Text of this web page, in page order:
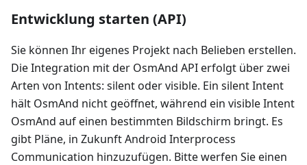
Entwicklung starten (API)
Sie können Ihr eigenes Projekt nach Belieben erstellen.
Die Integration mit der OsmAnd API erfolgt über zwei
Arten von Intents: silent oder visible. Ein silent Intent
hält OsmAnd nicht geöffnet, während ein visible Intent
OsmAnd auf einen bestimmten Bildschirm bringt. Es
gibt Pläne, in Zukunft Android Interprocess
Communication hinzuzufügen. Bitte werfen Sie einen